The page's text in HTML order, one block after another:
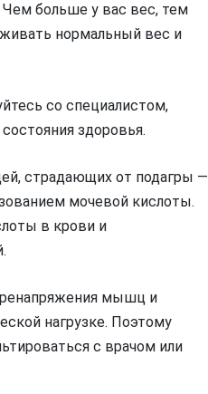
больше у вас вес, тем
нормальный вес и
со специалистом,
здоровья.
страдающих от подагры —
мочевой кислоты.
в крови и
мышц и
нагрузке. Поэтому
с врачом или